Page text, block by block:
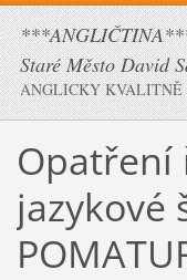
Staré Město David
ANGLICKY
Opatření
jazykové